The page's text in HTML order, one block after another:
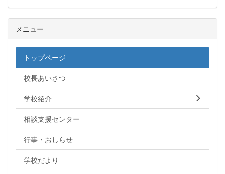
メニュー
トップページ
校長あいさつ
学校紹介
相談支援センター
行事・おしらせ
学校だより